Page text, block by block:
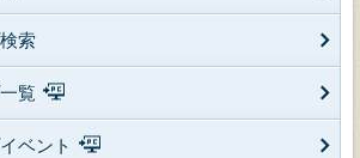
索
覧
ベント